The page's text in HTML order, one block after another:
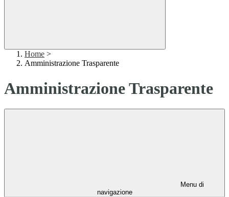
Home >
Amministrazione Trasparente
Amministrazione Trasparente
Menu di
navigazione